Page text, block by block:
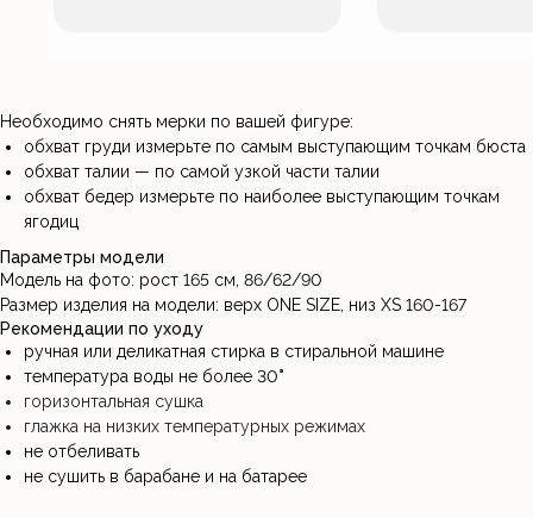
Необходимо снять мерки по вашей фигуре:
обхват груди измерьте по самым выступающим точкам бюста
обхват талии — по самой узкой части талии
обхват бедер измерьте по наиболее выступающим точкам
ягодиц
Параметры модели
Модель на фото: рост 165 см, 86/62/90
Размер изделия на модели: верх ONE SIZE, низ XS 160-167
Рекомендации по уходу
ручная или деликатная стирка в стиральной машине
температура воды не более 30°
горизонтальная сушка
глажка на низких температурных режимах
не отбеливать
не сушить в барабане и на батарее